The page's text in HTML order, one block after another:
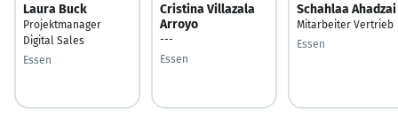
Laura Buck
Projektmanager
Digital Sales
Essen
Cristina Villazala
Arroyo
---
Essen
Schahlaa Ahadzai
Mitarbeiter Vertrieb
Essen